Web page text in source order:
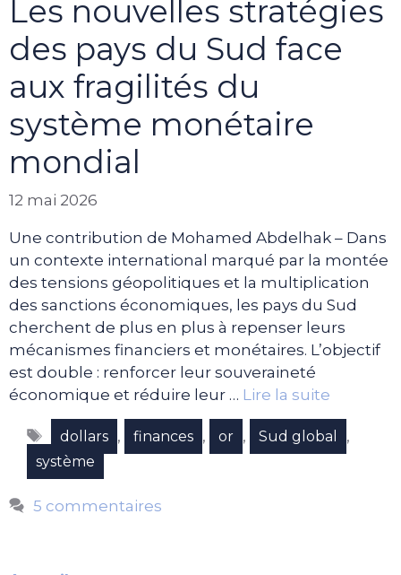
Les nouvelles stratégies
des pays du Sud face
aux fragilités du
système monétaire
mondial
12 mai 2026
Une contribution de Mohamed Abdelhak – Dans
un contexte international marqué par la montée
des tensions géopolitiques et la multiplication
des sanctions économiques, les pays du Sud
cherchent de plus en plus à repenser leurs
mécanismes financiers et monétaires. L’objectif
est double : renforcer leur souveraineté
économique et réduire leur … Lire la suite
Étiquettes
dollars , finances , or , Sud global ,
système
5 commentaires